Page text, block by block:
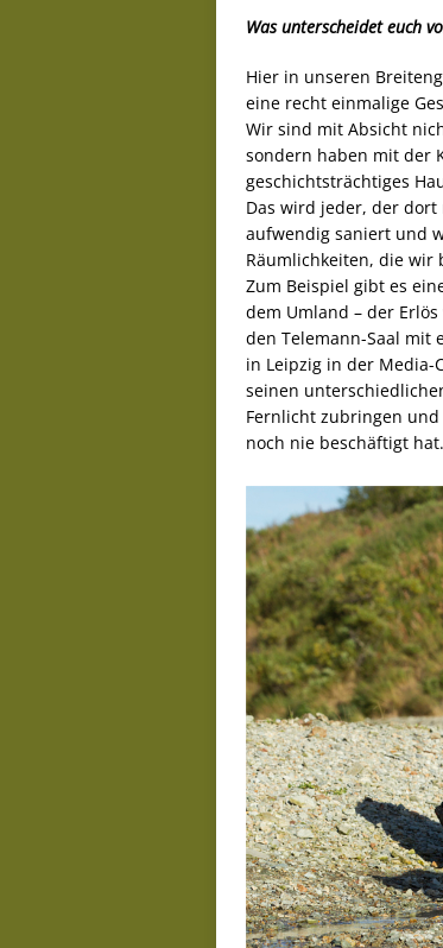
Was unterscheidet euch
Hier in unseren
eine recht einmalige
Wir sind mit Absicht
sondern haben mit der
geschichtsträchtiges
Das wird jeder, der dort
aufwendig saniert und
Räumlichkeiten, die wir
Zum Beispiel gibt es
dem Umland – der
den Telemann-Saal mit
in Leipzig in der Media-
seinen
Fernlicht zubringen
noch nie beschäftigt hat.